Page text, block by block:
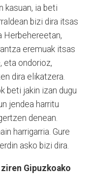
kasuan, ia beti
bizi dira itsas
Herbehereetan,
eremuak itsas
eta ondorioz,
dira elikatzera.
beti jakin izan dugu
jendea harritu
denean.
harrigarria. Gure
asko bizi dira.
Gipuzkoako